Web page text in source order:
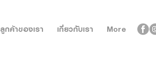
ลูกค้าของเรา เกี่ยวกับเรา More